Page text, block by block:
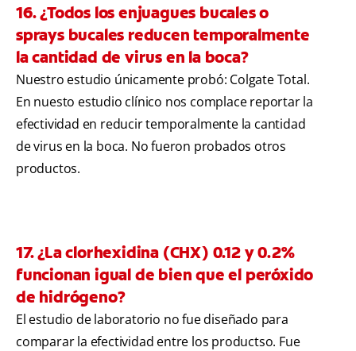
16. ¿Todos los enjuagues bucales o
sprays bucales reducen temporalmente
la cantidad de virus en la boca?
Nuestro estudio únicamente probó: Colgate Total.
En nuesto estudio clínico nos complace reportar la
efectividad en reducir temporalmente la cantidad
de virus en la boca. No fueron probados otros
productos.
17. ¿La clorhexidina (CHX) 0.12 y 0.2%
funcionan igual de bien que el peróxido
de hidrógeno?
El estudio de laboratorio no fue diseñado para
comparar la efectividad entre los productso. Fue